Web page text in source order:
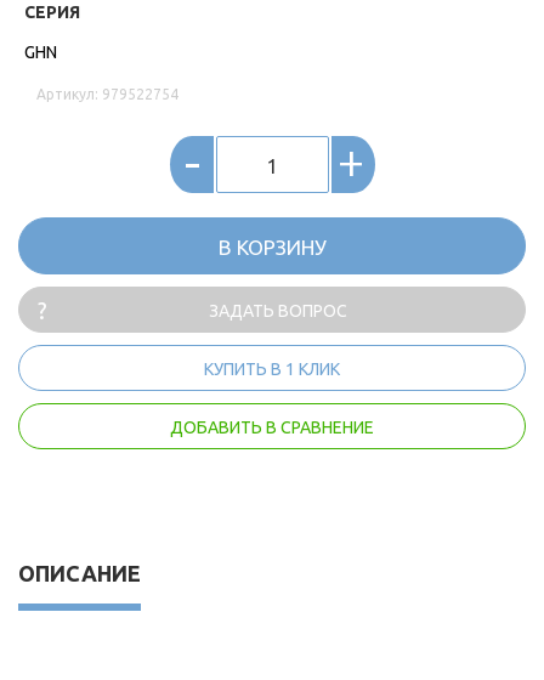
СЕРИЯ
GHN
Артикул: 979522754
- +
В КОРЗИНУ
ЗАДАТЬ ВОПРОС
КУПИТЬ В 1 КЛИК
ДОБАВИТЬ В СРАВНЕНИЕ
ОПИСАНИЕ